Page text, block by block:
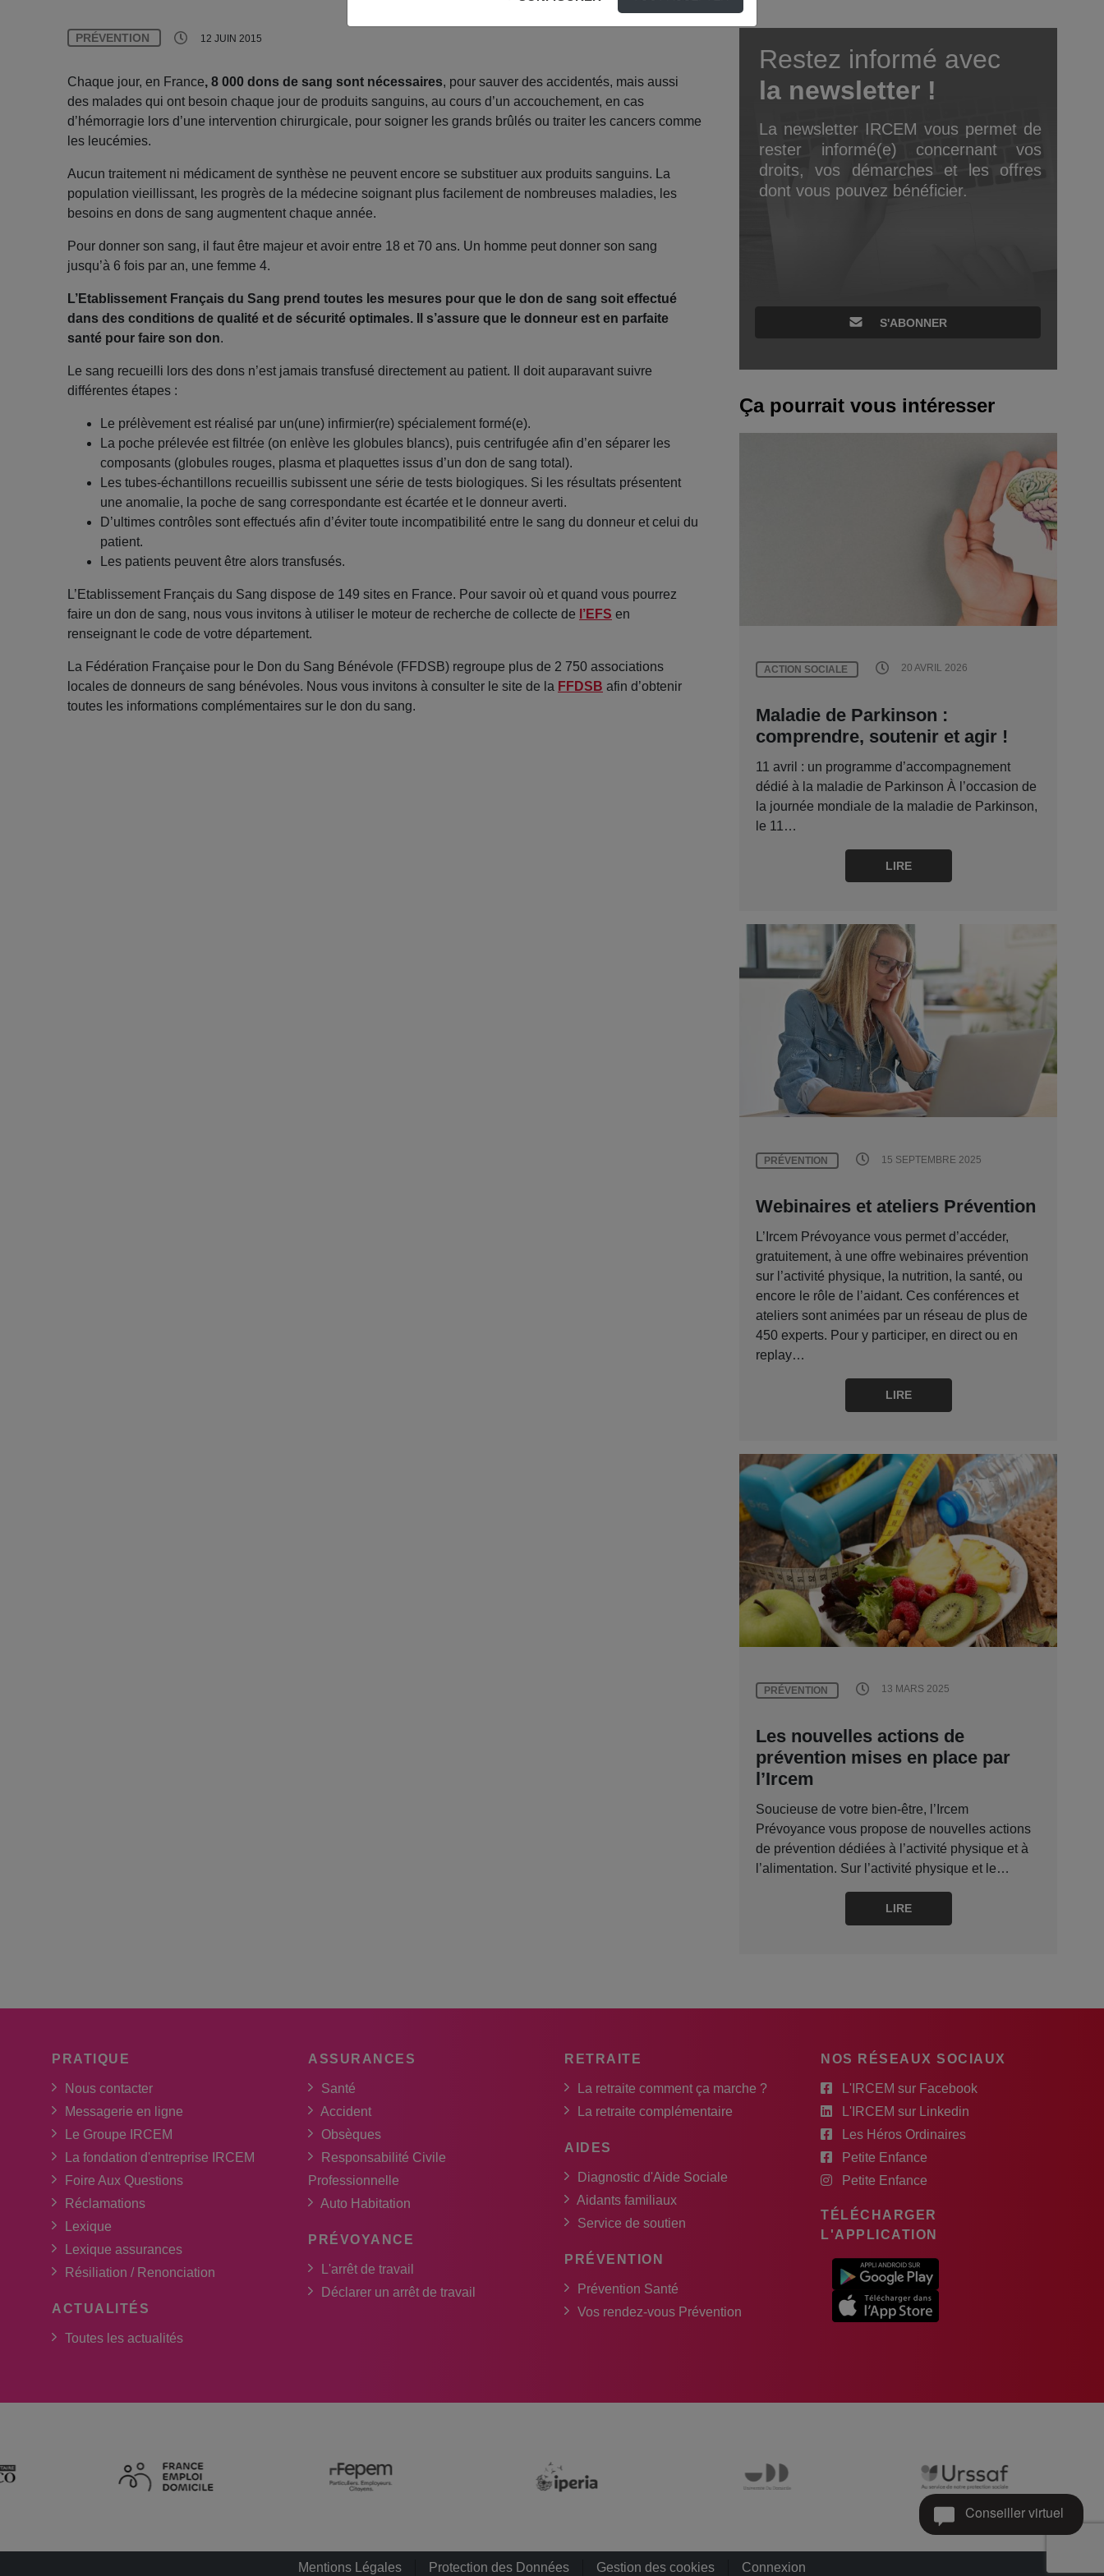
PRÉVENTION 12 JUIN 2015
Chaque jour, en France, 8 000 dons de sang sont nécessaires, pour sauver des accidentés, mais aussi
des malades qui ont besoin chaque jour de produits sanguins, au cours d’un accouchement, en cas
d’hémorragie lors d’une intervention chirurgicale, pour soigner les grands brûlés ou traiter les cancers comme
les leucémies.
Aucun traitement ni médicament de synthèse ne peuvent encore se substituer aux produits sanguins. La
population vieillissant, les progrès de la médecine soignant plus facilement de nombreuses maladies, les
besoins en dons de sang augmentent chaque année.
Pour donner son sang, il faut être majeur et avoir entre 18 et 70 ans. Un homme peut donner son sang
jusqu’à 6 fois par an, une femme 4.
L’Etablissement Français du Sang prend toutes les mesures pour que le don de sang soit effectué
dans des conditions de qualité et de sécurité optimales. Il s’assure que le donneur est en parfaite
santé pour faire son don.
Le sang recueilli lors des dons n’est jamais transfusé directement au patient. Il doit auparavant suivre
différentes étapes :
Le prélèvement est réalisé par un(une) infirmier(re) spécialement formé(e).
La poche prélevée est filtrée (on enlève les globules blancs), puis centrifugée afin d’en séparer les
composants (globules rouges, plasma et plaquettes issus d’un don de sang total).
Les tubes-échantillons recueillis subissent une série de tests biologiques. Si les résultats présentent
une anomalie, la poche de sang correspondante est écartée et le donneur averti.
D’ultimes contrôles sont effectués afin d’éviter toute incompatibilité entre le sang du donneur et celui du
patient.
Les patients peuvent être alors transfusés.
L’Etablissement Français du Sang dispose de 149 sites en France. Pour savoir où et quand vous pourrez
faire un don de sang, nous vous invitons à utiliser le moteur de recherche de collecte de l’EFS en
renseignant le code de votre département.
La Fédération Française pour le Don du Sang Bénévole (FFDSB) regroupe plus de 2 750 associations
locales de donneurs de sang bénévoles. Nous vous invitons à consulter le site de la FFDSB afin d’obtenir
toutes les informations complémentaires sur le don du sang.
Restez informé avec
la newsletter !
La newsletter IRCEM vous permet de
rester informé(e) concernant vos
droits, vos démarches et les offres
dont vous pouvez bénéficier.
S'ABONNER
Ça pourrait vous intéresser
ACTION SOCIALE 20 AVRIL 2026
Maladie de Parkinson :
comprendre, soutenir et agir !
11 avril : un programme d’accompagnement
dédié à la maladie de Parkinson À l’occasion de
la journée mondiale de la maladie de Parkinson,
le 11…
LIRE
PRÉVENTION 15 SEPTEMBRE 2025
Webinaires et ateliers Prévention
L’Ircem Prévoyance vous permet d’accéder,
gratuitement, à une offre webinaires prévention
sur l’activité physique, la nutrition, la santé, ou
encore le rôle de l’aidant. Ces conférences et
ateliers sont animées par un réseau de plus de
450 experts. Pour y participer, en direct ou en
replay…
LIRE
PRÉVENTION 13 MARS 2025
Les nouvelles actions de
prévention mises en place par
l’Ircem
Soucieuse de votre bien-être, l’Ircem
Prévoyance vous propose de nouvelles actions
de prévention dédiées à l’activité physique et à
l’alimentation. Sur l’activité physique et le…
LIRE
PRATIQUE
Nous contacter
Messagerie en ligne
Le Groupe IRCEM
La fondation d'entreprise IRCEM
Foire Aux Questions
Réclamations
Lexique
Lexique assurances
Résiliation / Renonciation
ACTUALITÉS
Toutes les actualités
ASSURANCES
Santé
Accident
Obsèques
Responsabilité Civile
Professionnelle
Auto Habitation
PRÉVOYANCE
L'arrêt de travail
Déclarer un arrêt de travail
RETRAITE
La retraite comment ça marche ?
La retraite complémentaire
AIDES
Diagnostic d'Aide Sociale
Aidants familiaux
Service de soutien
PRÉVENTION
Prévention Santé
Vos rendez-vous Prévention
NOS RÉSEAUX SOCIAUX
L'IRCEM sur Facebook
L'IRCEM sur Linkedin
Les Héros Ordinaires
Petite Enfance
Petite Enfance
TÉLÉCHARGER
L'APPLICATION
Conseiller virtuel
Mentions Légales Protection des Données Gestion des cookies Connexion